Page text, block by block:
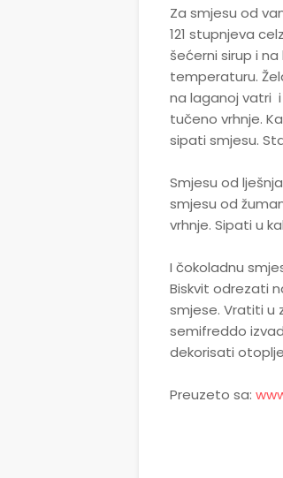
Za smjesu od
121 stupnjeva
šećerni sirup i
temperaturu.
na laganoj vatri
tučeno vrhnje.
sipati smjesu.
Smjesu od
smjesu od
vrhnje. Sipati u
I čokoladnu
Biskvit odrezati
smjese. Vratiti u
semifreddo
dekorisati
Preuzeto sa: